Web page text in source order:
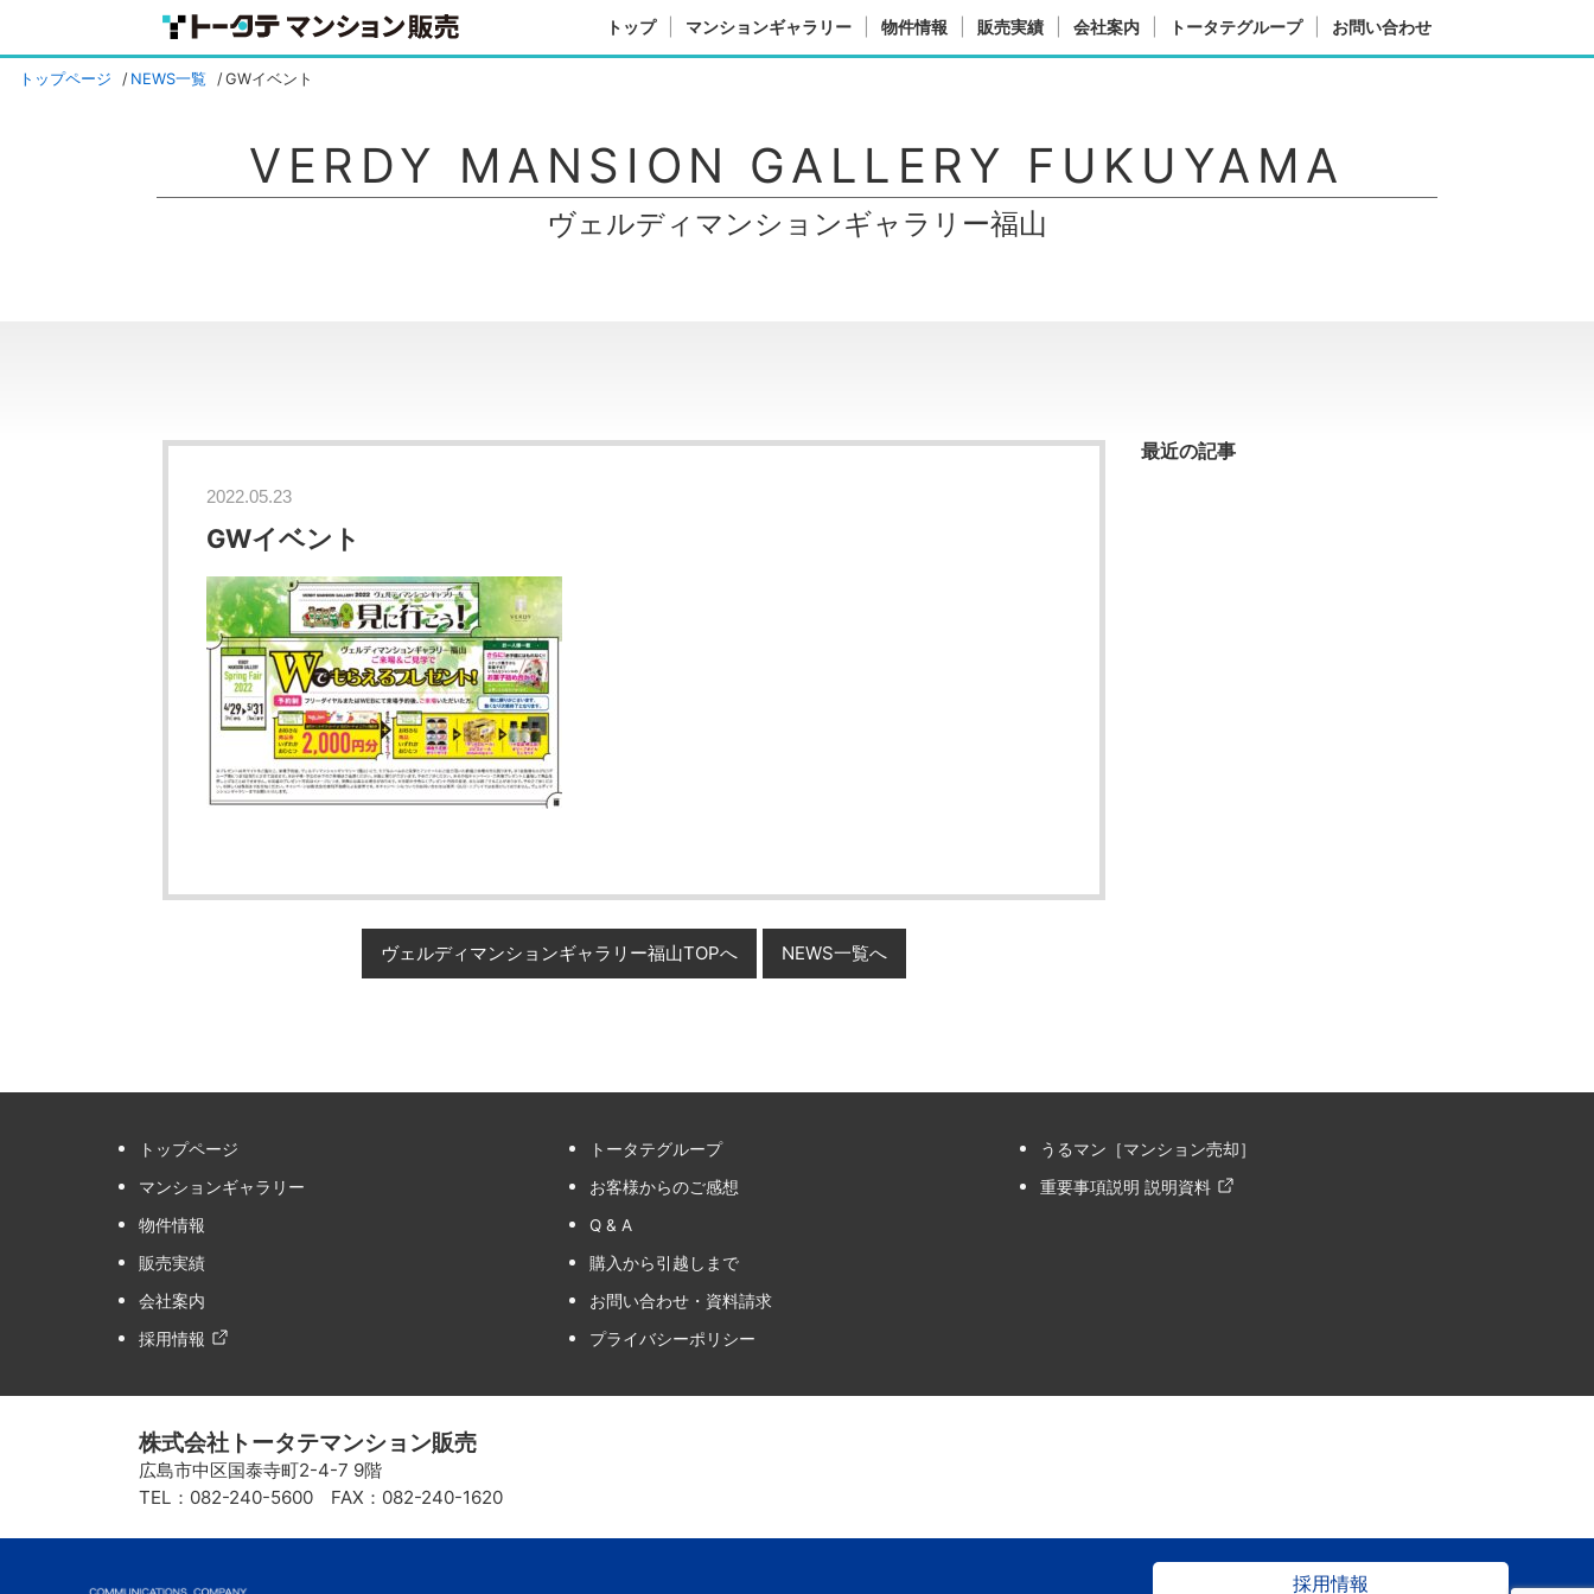
トップ マンションギャラリー 物件情報 販売実績 会社案内 トータテグループ お問い合わせ
トップページ NEWS一覧 GWイベント
ヴェルディマンションギャラリー福山
VERDY MANSION GALLERY FUKUYAMA
2022.05.23
GWイベント
ヴェルディマンションギャラリー福山TOPへ NEWS一覧へ
最近の記事
トップページ
マンションギャラリー
物件情報
販売実績
会社案内
採用情報
トータテグループ
お客様からのご感想
Q & A
購入から引越しまで
お問い合わせ・資料請求
プライバシーポリシー
うるマン［マンション売却］
重要事項説明 説明資料
株式会社トータテマンション販売
広島市中区国泰寺町2-4-7 9階
TEL：082-240-5600 FAX：082-240-1620
採用情報